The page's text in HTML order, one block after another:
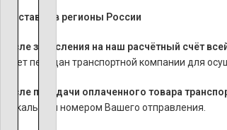
Доставка в регионы России
После зачисления на наш расчётный счёт
будет передан транспортной компании для
После передачи оплаченного товара
уникальным номером Вашего отправления.